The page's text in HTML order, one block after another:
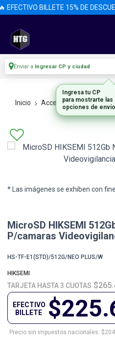
EFECTIVO BILLETE 15% DE
Enviar a Ingresar CP y ciudad
Inicio Accesorios
* Las imágenes se exhiben con
MicroSD HIKSEMI
P/camaras
HS-TF-E1(STD)/512G/NEO PLUS/W
HIKSEMI
TARJETA HASTA 3 CUOTAS
EFECTIVO
BILLETE
Precio sin impuestos nacionales:
Ingresa tu CP
para mostrarte
opciones de